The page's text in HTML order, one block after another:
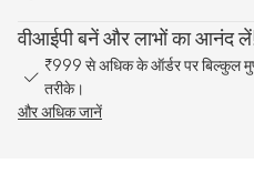
वीआईपी बनें और लाभों का आनंद
₹999 से अधिक के ऑर्डर पर बिल्कुल
तरीके।
और अधिक जानें